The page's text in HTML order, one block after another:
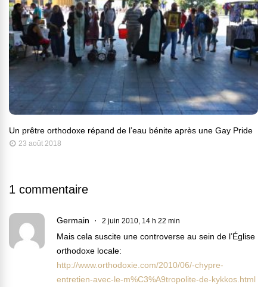
Un prêtre orthodoxe répand de l’eau bénite après une Gay Pride
23 août 2018
1 commentaire
Germain 2 juin 2010, 14 h 22 min
Mais cela suscite une controverse au sein de l’Église
orthodoxe locale:
http://www.orthodoxie.com/2010/06/-chypre-
entretien-avec-le-m%C3%A9tropolite-de-kykkos.html